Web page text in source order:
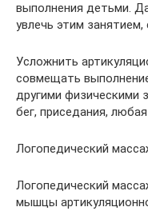
выполнения детьми.
увлечь этим
Усложнить
совмещать
другими физическими
бег, приседания,
Логопедический
Логопедический
мышцы